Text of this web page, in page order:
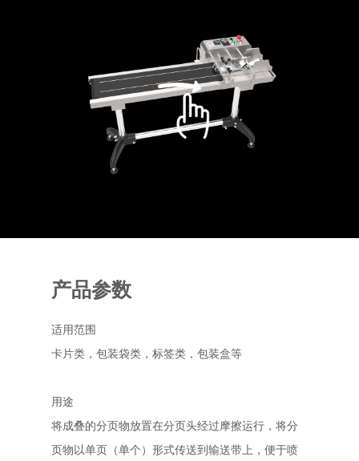
产品参数
适用范围
卡片类，包装袋类，标签类，包装盒等
用途
将成叠的分页物放置在分页头经过摩擦运行，将分
页物以单页（单个）形式传送到输送带上，便于喷